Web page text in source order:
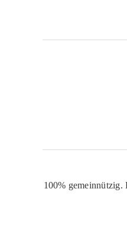
100% gemeinnützig.